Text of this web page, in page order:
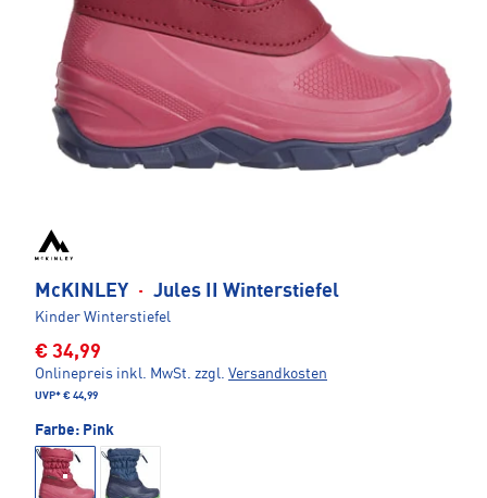
McKINLEY · Jules II Winterstiefel
Kinder Winterstiefel
€ 34,99
Onlinepreis inkl. MwSt. zzgl. Versandkosten
UVP* € 44,99
Farbe: Pink